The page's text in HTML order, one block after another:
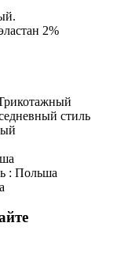
2%
стиль
: Польша